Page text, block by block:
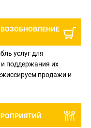
ВОЗОБНОВЛЕНИЕ
услуг для
поддержания их
продажи и